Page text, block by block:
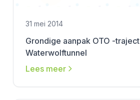
31 mei 2014
Grondige aanpak OTO -traject
Waterwolftunnel
Lees meer